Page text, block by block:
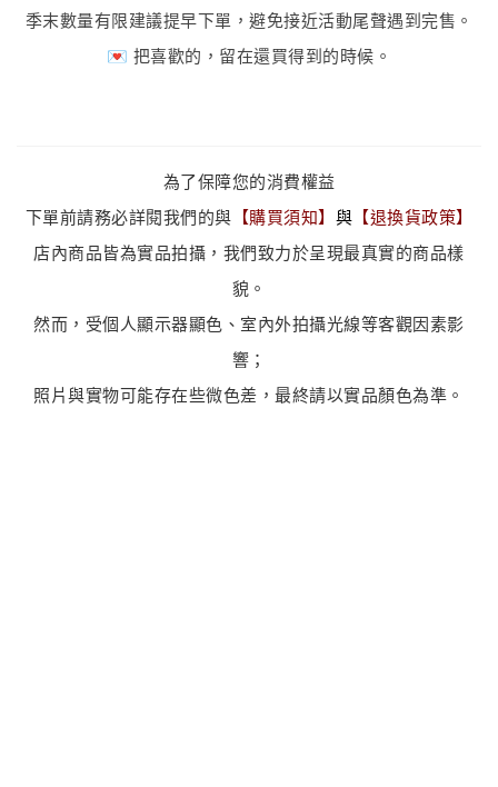
季末數量有限建議提早下單，避免接近活動尾聲遇到完售。
💌 把喜歡的，留在還買得到的時候。
為了保障您的消費權益
下單前請務必詳閱我們的與 【購買須知】 與 【退換貨政策】
店內商品皆為實品拍攝，我們致力於呈現最真實的商品樣
貌。
然而，受個人顯示器顯色、室內外拍攝光線等客觀因素影
響；
照片與實物可能存在些微色差，最終請以實品顏色為準。